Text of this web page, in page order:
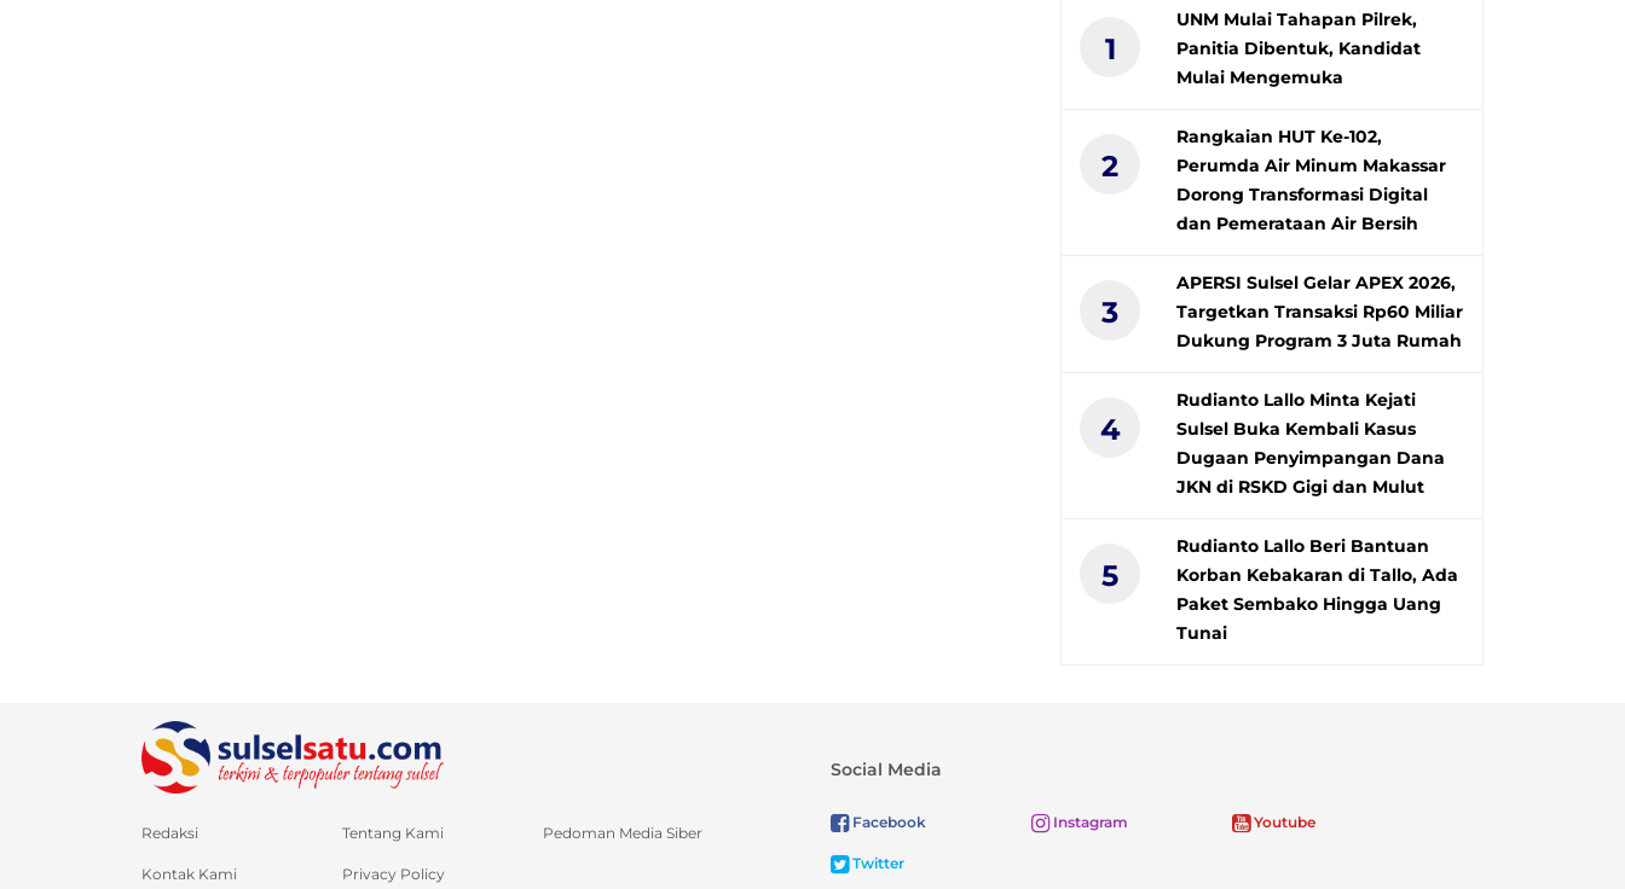
1
UNM Mulai Tahapan Pilrek,
Panitia Dibentuk, Kandidat
Mulai Mengemuka
2
Rangkaian HUT Ke-102,
Perumda Air Minum Makassar
Dorong Transformasi Digital
dan Pemerataan Air Bersih
3
APERSI Sulsel Gelar APEX 2026,
Targetkan Transaksi Rp60 Miliar
Dukung Program 3 Juta Rumah
4
Rudianto Lallo Minta Kejati
Sulsel Buka Kembali Kasus
Dugaan Penyimpangan Dana
JKN di RSKD Gigi dan Mulut
5
Rudianto Lallo Beri Bantuan
Korban Kebakaran di Tallo, Ada
Paket Sembako Hingga Uang
Tunai
Redaksi Tentang Kami Pedoman Media Siber
Kontak Kami Privacy Policy
Social Media
Facebook Instagram Youtube
Twitter